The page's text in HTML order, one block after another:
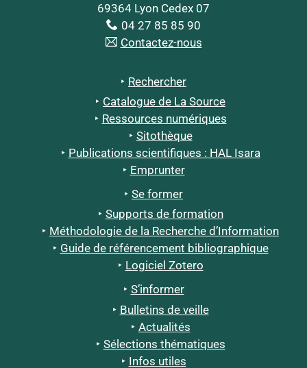
69364 Lyon Cedex 07
04 27 85 85 90
Contactez-nous
Rechercher
Catalogue de La Source
Ressources numériques
Sitothèque
Publications scientifiques : HAL Isara
Emprunter
Se former
Supports de formation
Méthodologie de la Recherche d’Information
Guide de référencement bibliographique
Logiciel Zotero
S’informer
Bulletins de veille
Actualités
Sélections thématiques
Infos utiles